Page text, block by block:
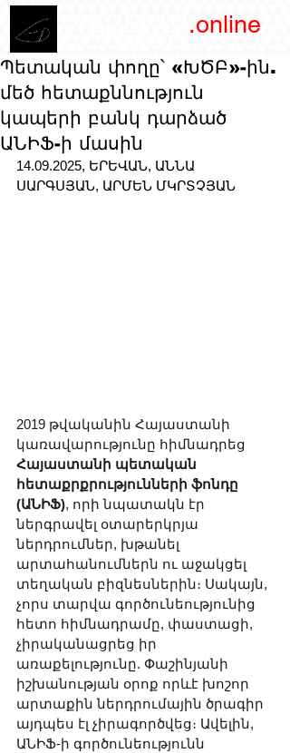
.online
Պետական փողը՝ «ԽԾԲ»-ին.
մեծ հետաքննություն
կապերի բանկ դարձած
ԱՆԻՖ-ի մասին
14.09.2025, ԵՐԵՎԱՆ, ԱՆՆԱ
ՍԱՐԳՍՅԱՆ, ԱՐՄԵՆ ՄԿՐՏՉՅԱՆ
2019 թվականին Հայաստանի
կառավարությունը հիմնադրեց
Հայաստանի պետական
հետաքրքրությունների ֆոնդը
(ԱՆԻՖ), որի նպատակն էր
ներգրավել օտարերկրյա
ներդրումներ, խթանել
արտահանումներն ու աջակցել
տեղական բիզնեսներին։ Սակայն,
չորս տարվա գործունեությունից
հետո հիմնադրամը, փաստացի,
չիրականացրեց իր
առաքելությունը. Փաշինյանի
իշխանության օրոք որևէ խոշոր
արտաքին ներդրումային ծրագիր
այդպես էլ չիրագործվեց։ Ավելին,
ԱՆԻՖ-ի գործունեությունն